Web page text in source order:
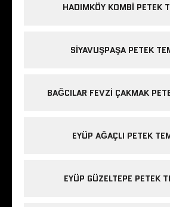
HADIMKÖY KOMBI PETEK
SIYAVUŞPAŞA PETEK
BAĞCILAR FEVZI ÇAKMAK
EYÜP AĞAÇLI PETEK
EYÜP GÜZELTEPE PETEK